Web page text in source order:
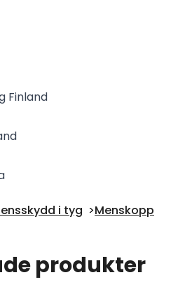
Finland
i tyg Menskopp
produkter